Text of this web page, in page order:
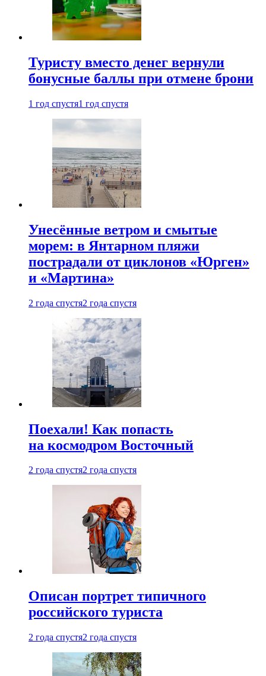
Туристу вместо денег вернули
бонусные баллы при отмене брони
1 год спустя1 год спустя
Унесённые ветром и смытые
морем: в Янтарном пляжи
пострадали от циклонов «Юрген»
и «Мартина»
2 года спустя2 года спустя
Поехали! Как попасть
на космодром Восточный
2 года спустя2 года спустя
Описан портрет типичного
российского туриста
2 года спустя2 года спустя